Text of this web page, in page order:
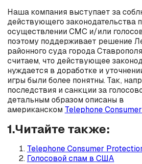
Наша компания выступает за
действующего законодательства
осуществлении СМС и/или
поэтому поддерживает решение
районного суда города
считаем, что действующее
нуждается в доработке и
игры были более понятны. Так,
последствия и санкции за
детальным образом описаны в
американском Telephone
1.Читайте также:
Telephone Consumer
Голосовой спам в США